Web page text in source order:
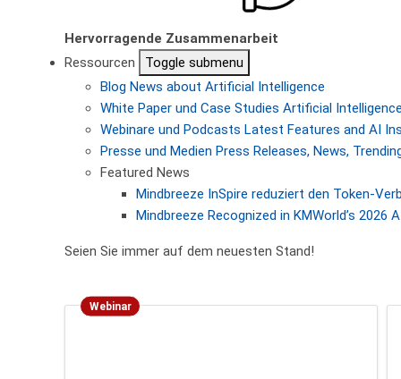
Hervorragende Zusammenarbeit
Ressourcen
Toggle submenu
Blog News about Artificial Intelligence
White Paper und Case Studies Artificial
Webinare und Podcasts Latest Features and AI
Presse und Medien Press Releases, News,
Featured News
Mindbreeze InSpire reduziert den Token-
Mindbreeze Recognized in KMWorld’s
Seien Sie immer auf dem neuesten Stand!
Webinar